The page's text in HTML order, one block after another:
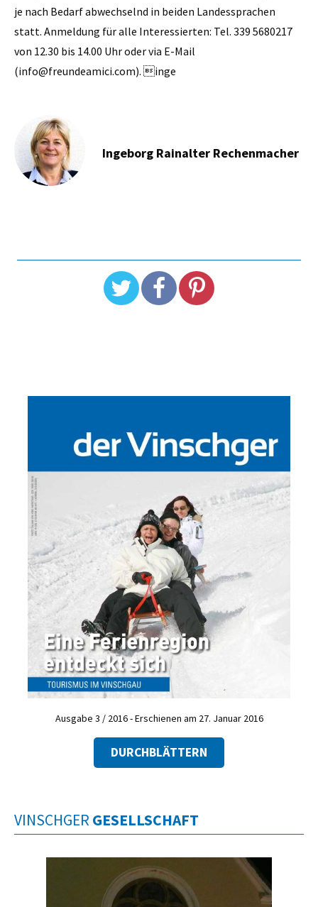
je nach Bedarf abwechselnd in beiden Landessprachen
statt. Anmeldung für alle Interessierten: Tel. 339 5680217
von 12.30 bis 14.00 Uhr oder via E-Mail
(info@freundeamici.com). inge
Ingeborg Rainalter Rechenmacher
Ausgabe 3 / 2016 - Erschienen am 27. Januar 2016
DURCHBLÄTTERN
VINSCHGER GESELLSCHAFT